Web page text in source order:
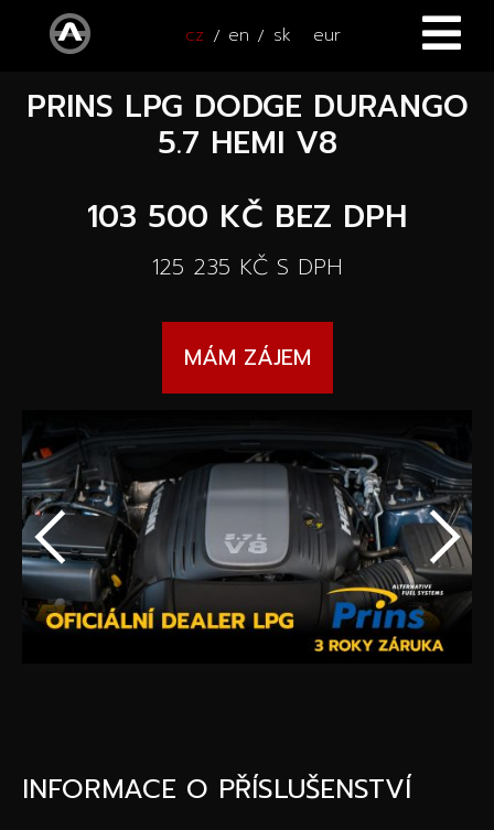
cz en sk eur
ÚVOD
Všechny vozy
Nové vozy
Autooutlet Design
Vozy na cestě
Kalkulátor
ČTYŘKOLKY
PŘÍSLUŠENSTVÍ
Pace Edwards
Wheel Pros
Novinky
Speciální akce
Archiv
KONTAKT
PRINS LPG DODGE DURANGO
5.7 HEMI V8
103 500 KČ BEZ DPH
125 235 KČ S DPH
MÁM ZÁJEM
INFORMACE O PŘÍSLUŠENSTVÍ